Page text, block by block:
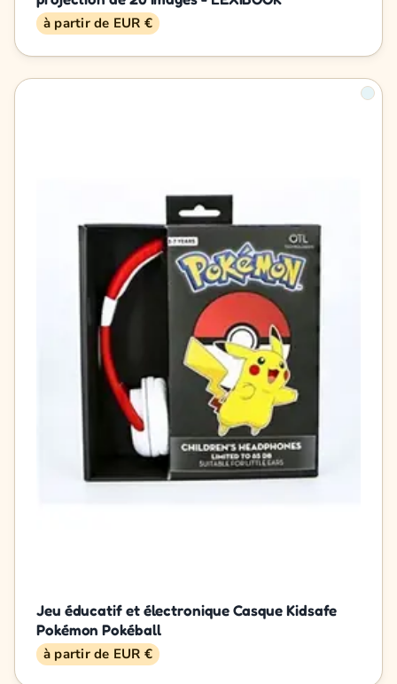
à partir de EUR €
Jeu éducatif et électronique Casque Kidsafe
Pokémon Pokéball
à partir de EUR €